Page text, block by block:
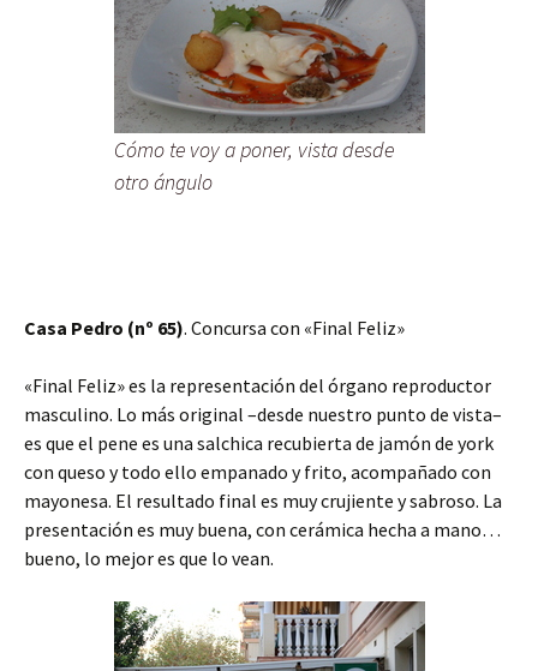
Cómo te voy a poner, vista desde
otro ángulo
Casa Pedro (nº 65). Concursa con «Final Feliz»
«Final Feliz» es la representación del órgano reproductor
masculino. Lo más original –desde nuestro punto de vista–
es que el pene es una salchica recubierta de jamón de york
con queso y todo ello empanado y frito, acompañado con
mayonesa. El resultado final es muy crujiente y sabroso. La
presentación es muy buena, con cerámica hecha a mano…
bueno, lo mejor es que lo vean.